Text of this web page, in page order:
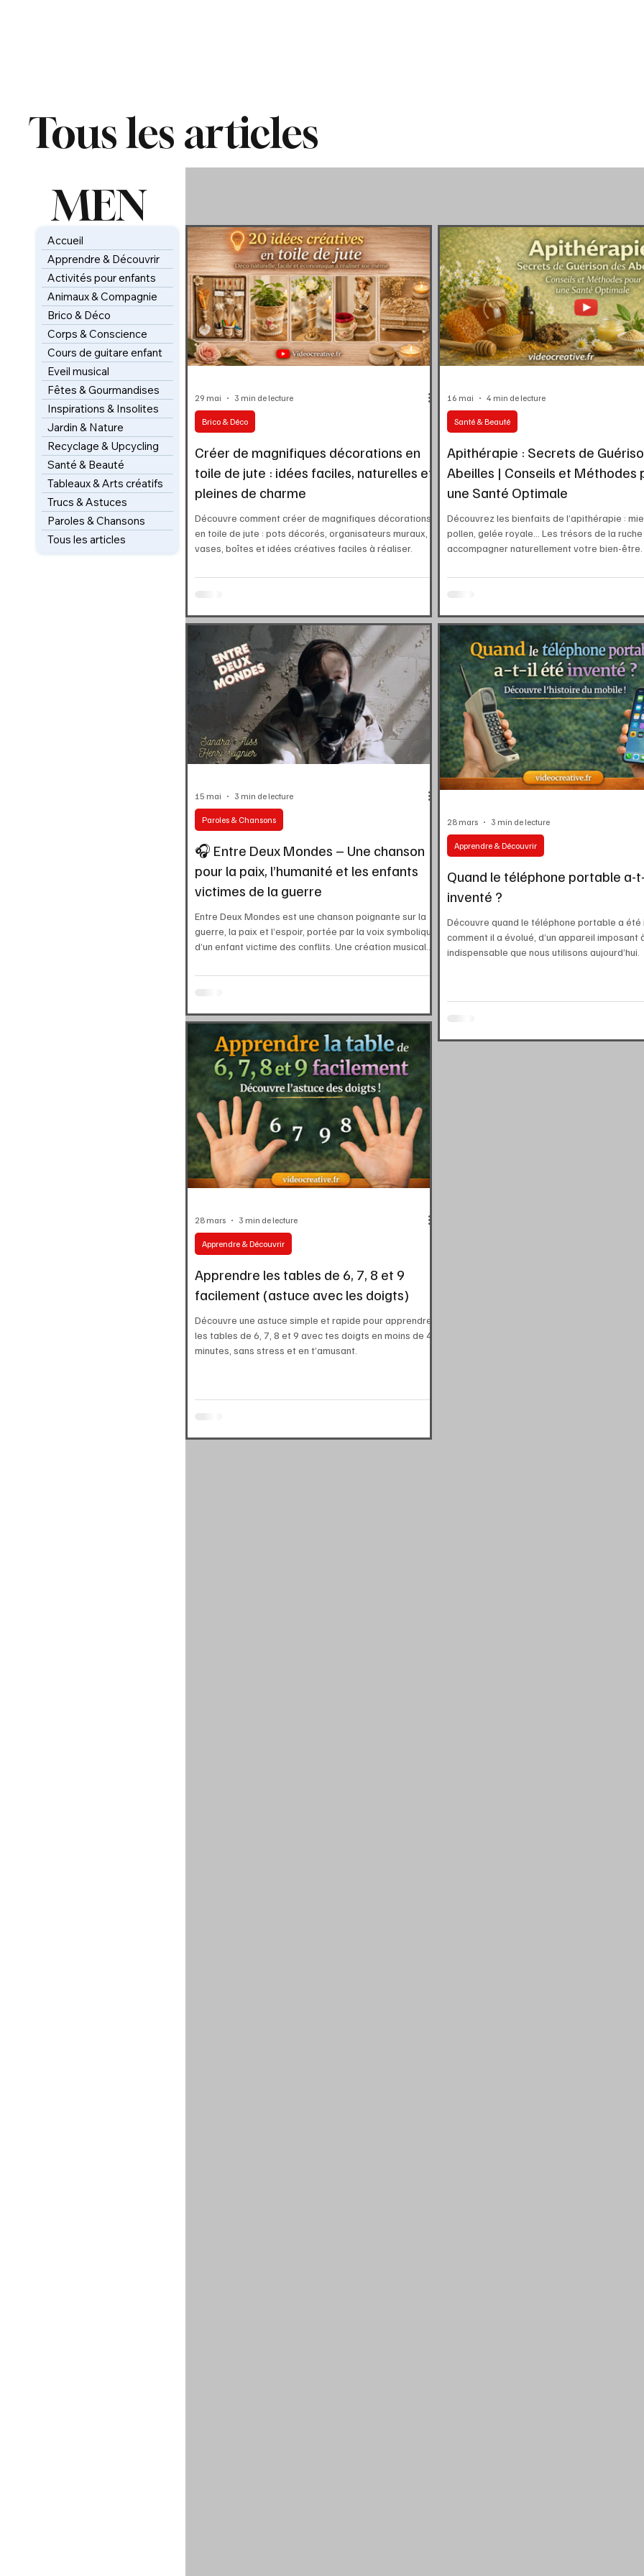
Tous les articles
MEN
U
Accueil
Apprendre & Découvrir
Activités pour enfants
Animaux & Compagnie
Brico & Déco
Corps & Conscience
Cours de guitare enfant
Eveil musical
Fêtes & Gourmandises
Inspirations & Insolites
Jardin & Nature
Recyclage & Upcycling
Santé & Beauté
Tableaux & Arts créatifs
Trucs & Astuces
Paroles & Chansons
Tous les articles
Animaux & Compagnie Brico & Déco Trucs & Astuces Jardin & Nature
Tableaux & Arts créatifs Inspirations & Insolites Paroles & Chansons
Créer de magnifiques décorations en
toile de jute : idées faciles, naturelles et
pleines de charme
Découvre comment créer de magnifiques décorations
en toile de jute : pots décorés, organisateurs muraux,
vases, boîtes et idées créatives faciles à réaliser.
Brico & Déco
29 mai 3 min de lecture
Apithérapie : Secrets de
Abeilles | Conseils et Méthodes
une Santé Optimale
Découvrez les bienfaits de l’apithérapie :
pollen, gelée royale… Les trésors de la
accompagner naturellement votre bien-être.
Santé & Beauté
16 mai 4 min de lecture
🎧 Entre Deux Mondes – Une chanson
pour la paix, l’humanité et les enfants
victimes de la guerre
Entre Deux Mondes est une chanson poignante sur la
guerre, la paix et l’espoir, portée par la voix symbolique
d’un enfant victime des conflits. Une création musicale
Paroles & Chansons
15 mai 3 min de lecture
Quand le téléphone portable a-
inventé ?
Découvre quand le téléphone portable a été
comment il a évolué, d’un appareil imposant
indispensable que nous utilisons aujourd’hui.
Apprendre & Découvrir
28 mars 3 min de lecture
Apprendre les tables de 6, 7, 8 et 9
facilement (astuce avec les doigts)
Découvre une astuce simple et rapide pour apprendre
les tables de 6, 7, 8 et 9 avec tes doigts en moins de 4
minutes, sans stress et en t’amusant.
Apprendre & Découvrir
28 mars 3 min de lecture